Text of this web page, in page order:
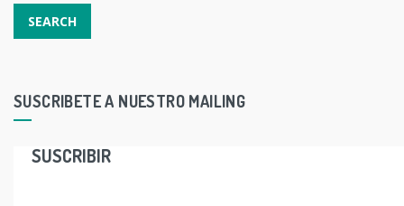
SUSCRIBETE A NUESTRO MAILING
SUSCRIBIR